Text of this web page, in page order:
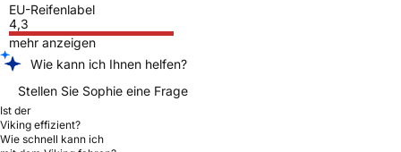
EU-Reifenlabel
4,3
mehr anzeigen
Wie kann ich Ihnen helfen?
Stellen Sie Sophie eine Frage
Ist der
Viking effizient?
Wie schnell kann ich